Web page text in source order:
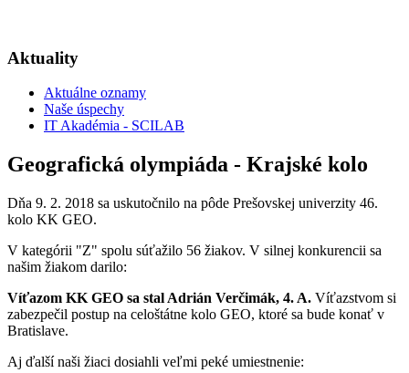
Aktuality
Aktuálne oznamy
Naše úspechy
IT Akadémia - SCILAB
Geografická olympiáda - Krajské kolo
Dňa 9. 2. 2018 sa uskutočnilo na pôde Prešovskej univerzity 46.
kolo KK GEO.
V kategórii "Z" spolu súťažilo 56 žiakov. V silnej konkurencii sa
našim žiakom darilo:
Víťazom KK GEO sa stal Adrián Verčimák, 4. A. Víťazstvom si
zabezpečil postup na celoštátne kolo GEO, ktoré sa bude konať v
Bratislave.
Aj ďalší naši žiaci dosiahli veľmi peké umiestnenie: